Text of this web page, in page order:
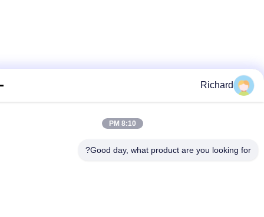
Richard
8:10 PM
Good day, what product are you looking